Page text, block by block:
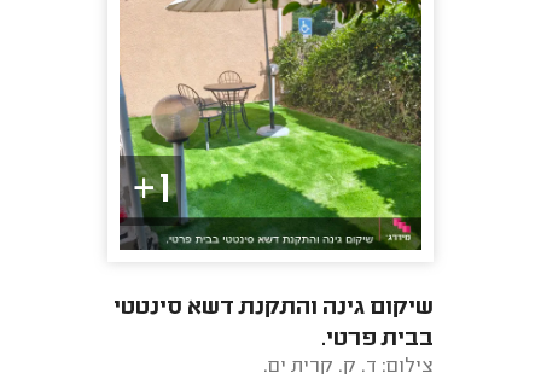
1+
שיקום גינה והתקנת דשא סינטטי
בבית פרטי.
צילום: ד. ק. קרית ים.